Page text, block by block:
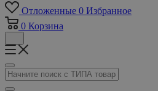
Отложенные 0 Избранное
0 Корзина